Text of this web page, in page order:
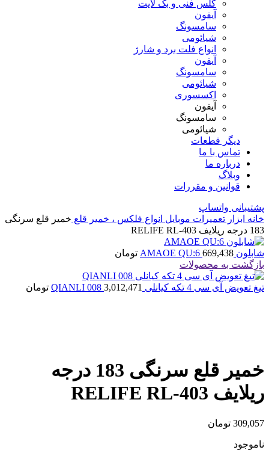
گلس فنی و بک لایت
آیفون
سامسونگ
شیائومی
انواع فلت برد و شارژ
آیفون
سامسونگ
شیائومی
اکسسوری
آیفون
سامسونگ
شیائومی
دیگر قطعات
تماس با ما
درباره ما
وبلاگ
قوانین و مقررات
پشتیبانی واتساپ
خانه ابزار تعمیرات موبایل انواع فلکس ، خمیر قلع خمیر قلع سرنگی
183 درجه ریلایف RELIFE RL-403
شابلون AMAOE QU:6 669,438
تومان
بازگشت به محصولات
تیغ تعویض آی سی 4 تکه کیانلی QIANLI 008 3,012,471
تومان
خمیر قلع سرنگی 183 درجه
ریلایف RELIFE RL-403
309,057 تومان
ناموجود